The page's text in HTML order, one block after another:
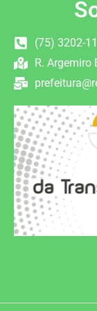
(75) 3202-
R. Argemiro